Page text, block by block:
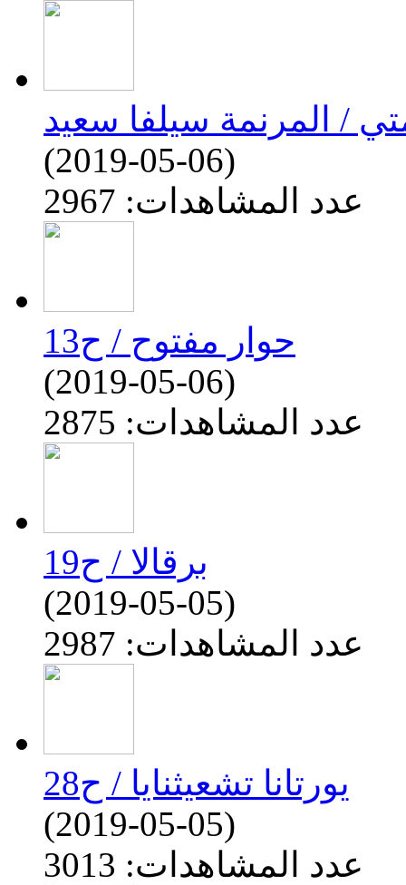
/ المرنمة سيلفا سعيد
(2019-05-06)
عدد المشاهدات: 2967
حوار مفتوح / ح13
(2019-05-06)
عدد المشاهدات: 2875
برقالا / ح19
(2019-05-05)
عدد المشاهدات: 2987
يورتانا تشعيثنايا / ح28
(2019-05-05)
عدد المشاهدات: 3013